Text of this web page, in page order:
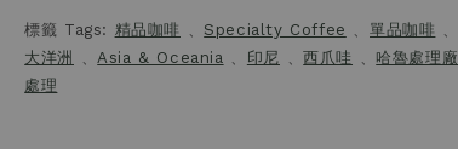
標籤 Tags: 精品咖啡 、 Specialty Coffee 、單品咖啡 、
大洋洲
、Asia & Oceania 、 印尼 、西爪哇 、 哈魯處理廠
處理